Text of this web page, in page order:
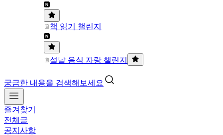
책 읽기 챌린지
설날 음식 자랑 챌린지
궁금한 내용을 검색해보세요
즐겨찾기
전체글
공지사항